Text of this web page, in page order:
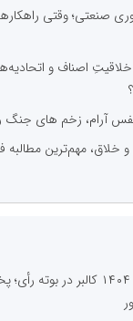
صنعتی؛ وقتی
خلاقیتِ اصناف و
آرام، زخم های جنگ
خلاق، مهم‌ترین مطالبه
صورت‌های مالی سال ۱۴۰۴